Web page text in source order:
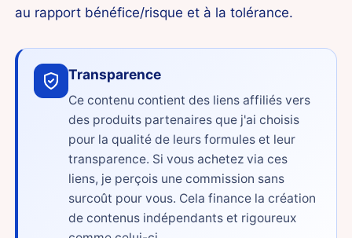
au rapport bénéfice/risque et à la tolérance.
Transparence
Ce contenu contient des liens affiliés vers
des produits partenaires que j'ai choisis
pour la qualité de leurs formules et leur
transparence. Si vous achetez via ces
liens, je perçois une commission sans
surcoût pour vous. Cela finance la création
de contenus indépendants et rigoureux